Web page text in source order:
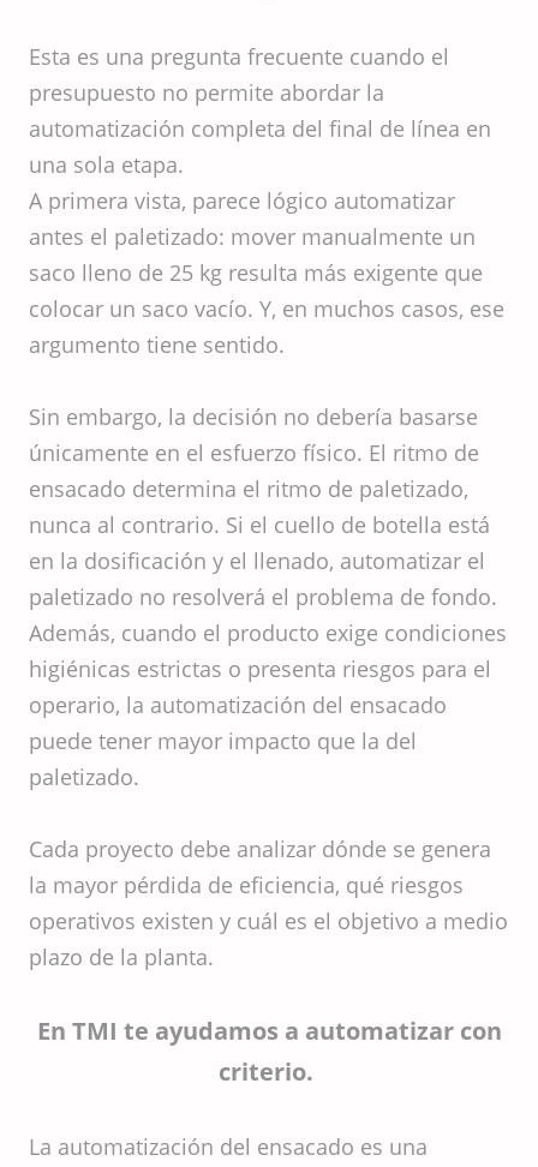
Esta es una pregunta frecuente cuando el
presupuesto no permite abordar la
automatización completa del final de línea en
una sola etapa.
A primera vista, parece lógico automatizar
antes el paletizado: mover manualmente un
saco lleno de 25 kg resulta más exigente que
colocar un saco vacío. Y, en muchos casos, ese
argumento tiene sentido.
Sin embargo, la decisión no debería basarse
únicamente en el esfuerzo físico. El ritmo de
ensacado determina el ritmo de paletizado,
nunca al contrario. Si el cuello de botella está
en la dosificación y el llenado, automatizar el
paletizado no resolverá el problema de fondo.
Además, cuando el producto exige condiciones
higiénicas estrictas o presenta riesgos para el
operario, la automatización del ensacado
puede tener mayor impacto que la del
paletizado.
Cada proyecto debe analizar dónde se genera
la mayor pérdida de eficiencia, qué riesgos
operativos existen y cuál es el objetivo a medio
plazo de la planta.
En TMI te ayudamos a automatizar con
criterio.
La automatización del ensacado es una